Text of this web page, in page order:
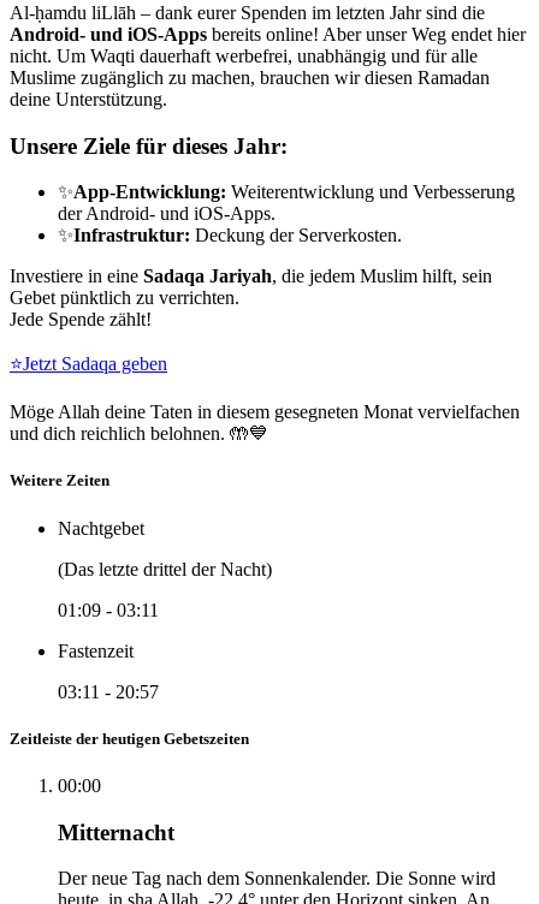
Al-ḥamdu liLlāh – dank eurer Spenden im letzten Jahr sind die
Android- und iOS-Apps bereits online! Aber unser Weg endet hier
nicht. Um Waqti dauerhaft werbefrei, unabhängig und für alle
Muslime zugänglich zu machen, brauchen wir diesen Ramadan
deine Unterstützung.
Unsere Ziele für dieses Jahr:
✨App-Entwicklung: Weiterentwicklung und Verbesserung
der Android- und iOS-Apps.
✨Infrastruktur: Deckung der Serverkosten.
Investiere in eine Sadaqa Jariyah, die jedem Muslim hilft, sein
Gebet pünktlich zu verrichten.
Jede Spende zählt!
⭐Jetzt Sadaqa geben
Möge Allah deine Taten in diesem gesegneten Monat vervielfachen
und dich reichlich belohnen. 🤲💙
Weitere Zeiten
Nachtgebet
(Das letzte drittel der Nacht)
01:09 - 03:11
Fastenzeit
03:11 - 20:57
Zeitleiste der heutigen Gebetszeiten
00:00
Mitternacht
Der neue Tag nach dem Sonnenkalender. Die Sonne wird